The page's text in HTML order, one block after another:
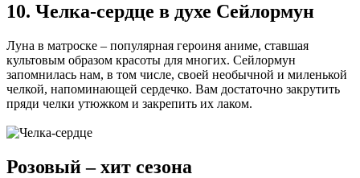
10. Челка-сердце в духе Сейлормун
Луна в матроске – популярная героиня аниме, ставшая
культовым образом красоты для многих. Сейлормун
запомнилась нам, в том числе, своей необычной и миленькой
челкой, напоминающей сердечко. Вам достаточно закрутить
пряди челки утюжком и закрепить их лаком.
Розовый – хит сезона